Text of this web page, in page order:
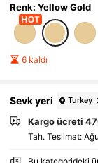
eleri, Katolik İlk
ımı, Dua İçin
Renk: Yellow Gold
6 kaldı
Sevk yeri Turkey
Kargo ücreti
Tah. Teslimat: